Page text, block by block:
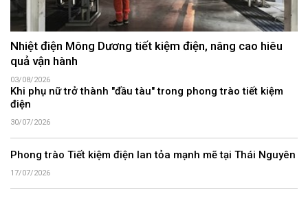
Nhiệt điện Mông Dương tiết kiệm điện, nâng cao hiêu
quả vận hành
03/08/2026
Khi phụ nữ trở thành "đầu tàu" trong phong trào tiết kiệm
điện
30/07/2026
Phong trào Tiết kiệm điện lan tỏa mạnh mẽ tại Thái Nguyên
17/07/2026